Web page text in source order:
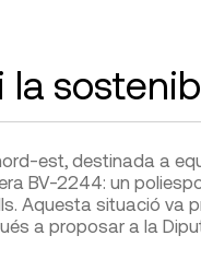
la
est, destinada a
BV-2244: un
Aquesta situació va
a proposar a la